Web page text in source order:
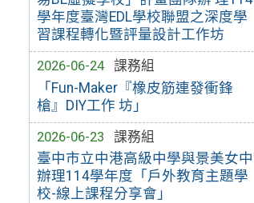
學年度臺灣EDL學校聯盟之深度學
習課程轉化暨評量設計工作坊
2026-06-24
課務組
「Fun-Maker『橡皮筋連發衝鋒
槍』DIY工作 坊」
2026-06-23
課務組
臺中市立中港高級中學與景美女中
辦理114學年度「戶外教育主題學
校-線上課程分享會」